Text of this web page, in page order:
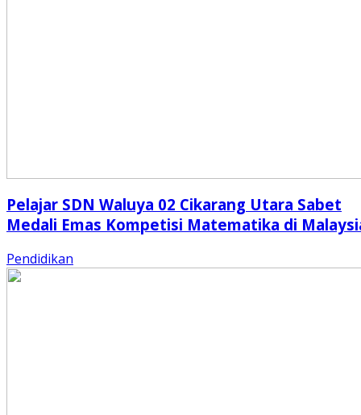
Pelajar SDN Waluya 02 Cikarang Utara Sabet
Medali Emas Kompetisi Matematika di
Pendidikan